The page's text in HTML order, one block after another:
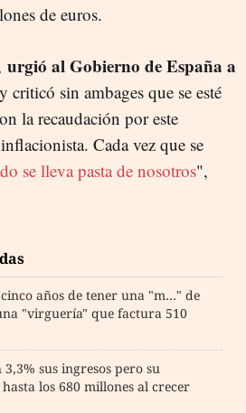
de euros.
urgió al Gobierno de España a
criticó sin ambages que se esté
la recaudación por este
Cada vez que se
se lleva pasta de nosotros",
años de tener una "m…" de
"virguería" que factura 510
sus ingresos pero su
los 680 millones al crecer